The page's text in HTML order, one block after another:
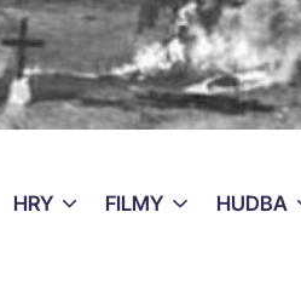
HRY FILMY HUDBA